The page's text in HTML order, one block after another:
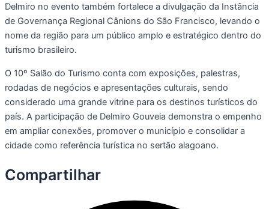
Delmiro no evento também fortalece a divulgação da Instância
de Governança Regional Cânions do São Francisco, levando o
nome da região para um público amplo e estratégico dentro do
turismo brasileiro.
O 10º Salão do Turismo conta com exposições, palestras,
rodadas de negócios e apresentações culturais, sendo
considerado uma grande vitrine para os destinos turísticos do
país. A participação de Delmiro Gouveia demonstra o empenho
em ampliar conexões, promover o município e consolidar a
cidade como referência turística no sertão alagoano.
Compartilhar